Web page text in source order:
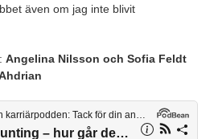
även om jag inte blivit
Angelina Nilsson och Sofia Feldt